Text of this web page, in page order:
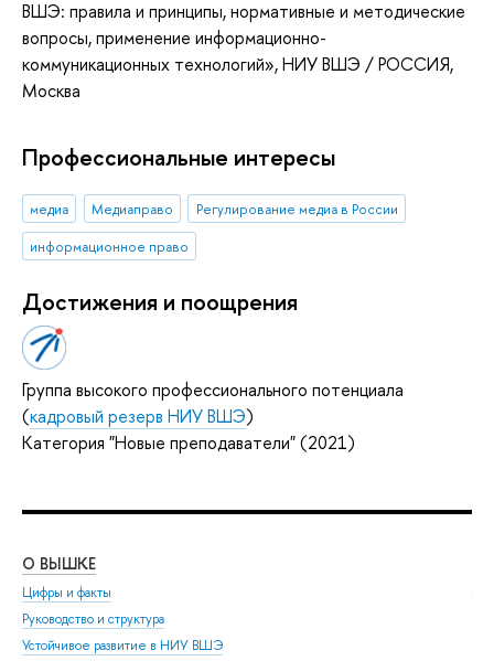
ВШЭ: правила и принципы, нормативные и методические
вопросы, применение информационно-
коммуникационных технологий», НИУ ВШЭ / РОССИЯ,
Москва
Профессиональные интересы
медиа Медиаправо
Регулирование медиа в России
информационное право
Достижения и поощрения
Группа высокого профессионального потенциала
(кадровый резерв НИУ ВШЭ)
Категория "Новые преподаватели" (2021)
О ВЫШКЕ
Цифры и факты
Руководство и структура
Устойчивое развитие в НИУ ВШЭ